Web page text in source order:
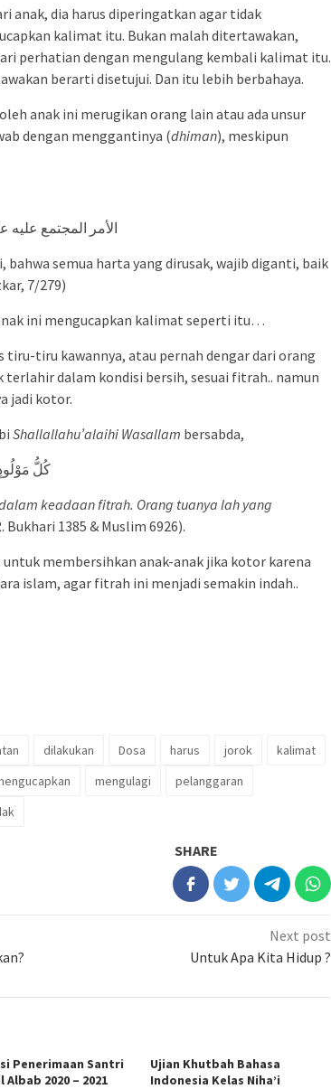
anak, dia harus diperingatkan agar tidak
kalimat itu. Bukan malah ditertawakan,
perhatian dengan mengulang kembali kalimat itu.
berarti disetujui. Dan itu lebih berbahaya.
anak ini merugikan orang lain atau ada unsur
dengan menggantinya (dhiman), meskipun
الأمر المجتمع عليه
bahwa semua harta yang dirusak, wajib diganti, baik
7/279)
ini mengucapkan kalimat seperti itu…
tiru-tiru kawannya, atau pernah dengar dari orang
terlahir dalam kondisi bersih, sesuai fitrah.. namun
jadi kotor.
Shallallahu’alaihi Wasallam bersabda,
كُلُّ
keadaan fitrah. Orang tuanya lah yang
Bukhari 1385 & Muslim 6926).
membersihkan anak-anak jika kotor karena
islam, agar fitrah ini menjadi semakin indah..
dilakukan Dosa harus jorok
kalimat
mengulagi
pelanggaran
SHARE
Next post
Untuk Apa Kita Hidup ?
Penerimaan Santri
Albab 2020 – 2021
Ujian Khutbah Bahasa
Indonesia Kelas Niha’i